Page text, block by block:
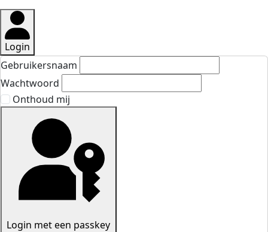
Login
Gebruikersnaam
Wachtwoord
Onthoud mij
Login met een passkey